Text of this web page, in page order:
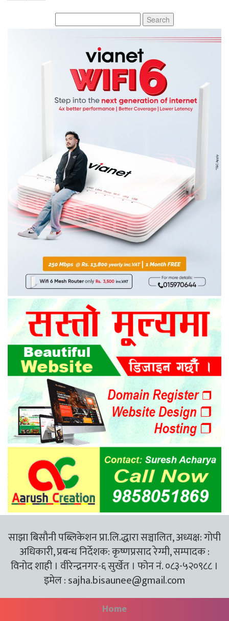
for:
साझा बिसौनी पब्लिकेशन प्रा.लि.द्धारा सञ्चालित, अध्यक्ष: गोपी
अधिकारी, प्रबन्ध निर्देशक: कृष्णप्रसाद रेग्मी, सम्पादक :
विनोद शाही । वीरेन्द्रनगर-६ सुर्खेत । फोन नं. ०८३-५२०९८८ ।
इमेल :sajha.bisaunee@gmail.com
Home